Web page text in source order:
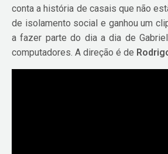
conta a história de casais que não
de isolamento social e ganhou um
a fazer parte do dia a dia de
computadores. A direção é de